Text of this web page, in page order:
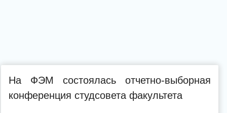
На ФЭМ состоялась отчетно-выборная
конференция студсовета факультета